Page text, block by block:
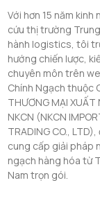
Với hơn 15 năm kinh
cứu thị trường
hành logistics, tôi
hướng chiến lược,
chuyên môn trên
Chính Ngạch thuộc
THƯƠNG MẠI XUẤT
NKCN (NKCN
TRADING CO.,
cung cấp giải pháp
ngạch hàng hóa từ
Nam trọn gói.